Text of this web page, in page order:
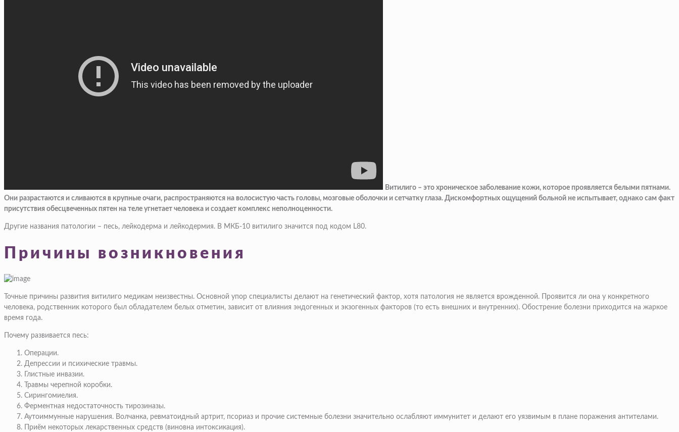
Витилиго – это хроническое заболевание кожи, которое проявляется белыми пятнами.
Они разрастаются и сливаются в крупные очаги, распространяются на волосистую часть головы, мозговые оболочки и сетчатку глаза. Дискомфортных ощущений больной не испытывает, однако сам факт
присутствия обесцвеченных пятен на теле угнетает человека и создает комплекс неполноценности.
Другие названия патологии – песь, лейкодерма и лейкодермия. В МКБ-10 витилиго значится под кодом L80.
Причины возникновения
Точные причины развития витилиго медикам неизвестны. Основной упор специалисты делают на генетический фактор, хотя патология не является врожденной. Проявится ли она у конкретного
человека, родственник которого был обладателем белых отметин, зависит от влияния эндогенных и экзогенных факторов (то есть внешних и внутренних). Обострение болезни приходится на жаркое
время года.
Почему развивается песь:
Операции.
Депрессии и психические травмы.
Глистные инвазии.
Травмы черепной коробки.
Сирингомиелия.
Ферментная недостаточность тирозиназы.
Аутоиммунные нарушения. Волчанка, ревматоидный артрит, псориаз и прочие системные болезни значительно ослабляют иммунитет и делают его уязвимым в плане поражения антителами.
Приём некоторых лекарственных средств (виновна интоксикация).